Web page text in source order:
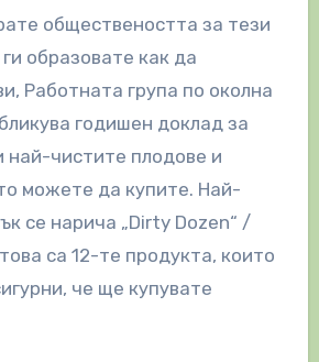
обществеността за тези
образовате как да
Работната група по околна
годишен доклад за
най-чистите плодове и
можете да купите. Най-
се нарича „Dirty Dozen“ /
са 12-те продукта, които
че ще купувате